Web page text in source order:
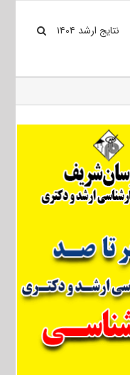
نتایج ارشد ۱۴۰۴